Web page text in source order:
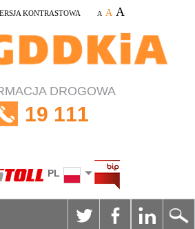
KONTRASTOWA A A A
DROGOWA
19 111
PL